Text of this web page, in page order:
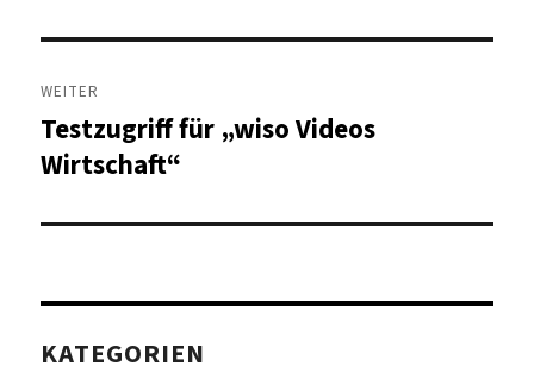
WEITER
Nächster
Beitrag:
Testzugriff für „wiso Videos
Wirtschaft“
KATEGORIEN